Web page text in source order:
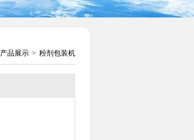
产品展示 > 粉剂包装机